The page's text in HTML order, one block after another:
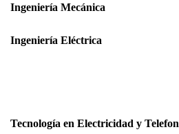
Ingeniería Mecánica
Ingeniería Eléctrica
Tecnología en Electricidad y